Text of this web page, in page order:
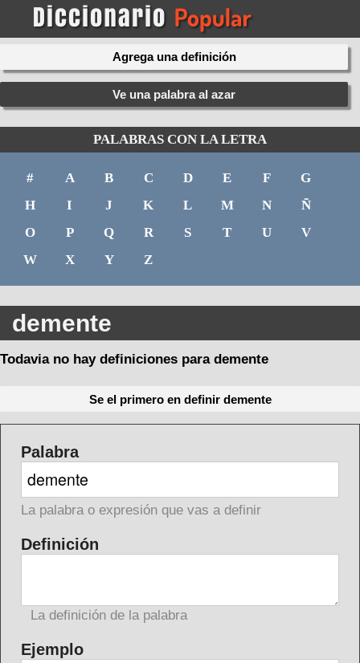
Agrega una definición
Ve una palabra al azar
PALABRAS CON LA LETRA
# A B C D E F
G
H
I J K L M N
Ñ
O
P Q R S T U
V
W
X Y Z
demente
Todavia no hay definiciones para demente
Se el primero en definir demente
Palabra
La palabra o expresión que vas a definir
Definición
La definición de la palabra
Ejemplo